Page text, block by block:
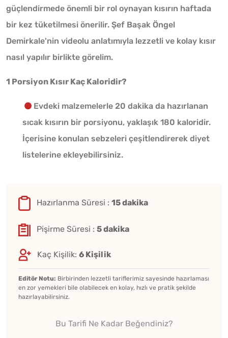
güçlendirmede önemli bir rol oynayan kısırın haftada
bir kez tüketilmesi önerilir. Şef Başak Öngel
Demirkale'nin videolu anlatımıyla lezzetli ve kolay kısır
nasıl yapılır birlikte görelim.
1 Porsiyon Kısır Kaç Kaloridir?
Evdeki malzemelerle 20 dakika da hazırlanan
sıcak kısırın bir porsiyonu, yaklaşık 180 kaloridir.
İçerisine konulan sebzeleri çeşitlendirerek diyet
listelerine ekleyebilirsiniz.
Hazırlanma Süresi : 15 dakika
Pişirme Süresi : 5 dakika
Kaç Kişilik: 6 Kişilik
Editör Notu: Birbirinden lezzetli tariflerimiz sayesinde hazırlaması
en zor yemekleri bile olabilecek en kolay, hızlı ve pratik şekilde
hazırlayabilirsiniz.
Bu Tarifi Ne Kadar Beğendiniz?